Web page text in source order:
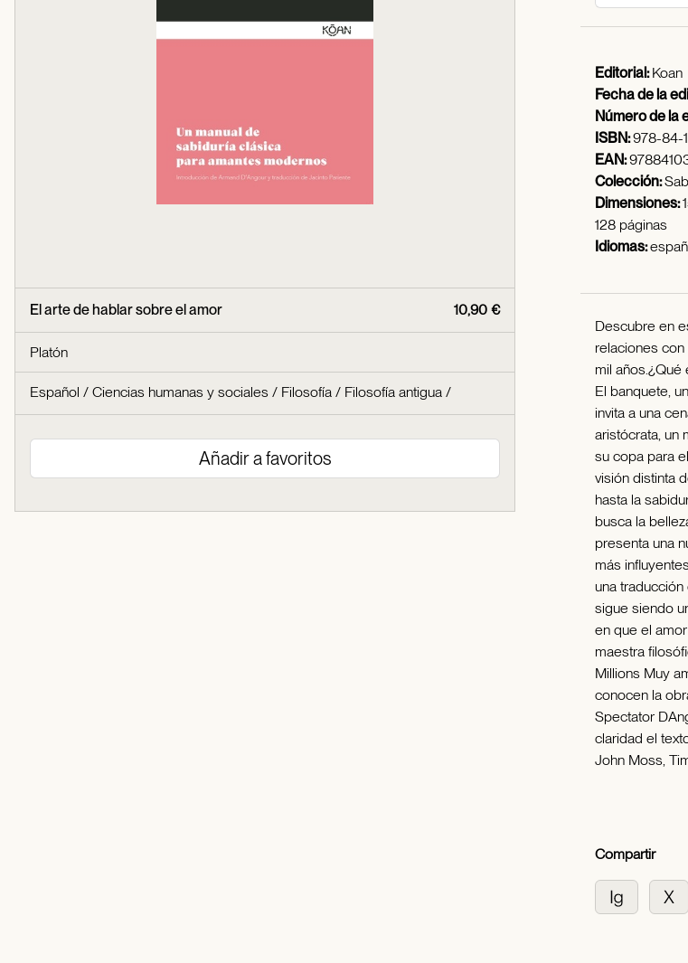
10,90 €
El arte de hablar sobre el amor
Platón
Español / Ciencias humanas y sociales / Filosofía / Filosofía antigua /
Añadir a favoritos
Editorial:Koan
Fecha de la
Número de la
ISBN:978-84-
EAN:
Colección:
Dimensiones:
128 páginas
Idiomas:
Descubre en
relaciones
mil años.¿Qué
El banquete,
invita a una
aristócrata, un
su copa para
visión distinta
hasta la
busca la
presenta una
más
una
sigue siendo
en que el
maestra
Millions Muy
conocen la
Spectator
claridad el
John Moss,
Compartir